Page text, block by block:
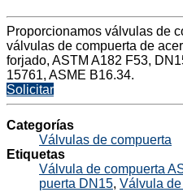
Proporcionamos válvulas de
válvulas de compuerta de
forjado, ASTM A182 F53,
15761, ASME B16.34.
Solicitar
Categorías
Válvulas de compuerta
Etiquetas
Válvula de compuerta
puerta DN15, Válvula